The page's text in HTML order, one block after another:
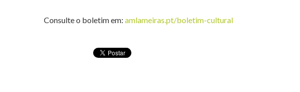
Consulte o boletim em: amlameiras.pt/boletim-cultural